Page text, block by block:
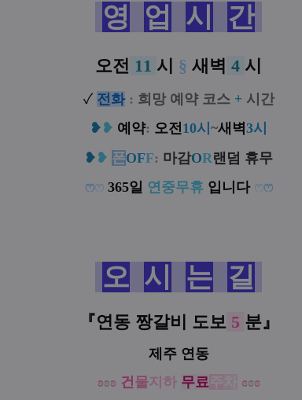
영 업 시 간
오전 11 시 § 새벽 4 시
✓ 전 화 : 희망 예약 코스+ 시간
❥ ❥ 예약: 오전 10시 ~새벽 3시
❥ ❥ 폰OFF: 마감OR랜덤 휴무
ෆෆ365일 연중무휴입니다 ෆෆ
오 시 는 길
『연동 짱갈비 도보 5 분』
제주 연동
ʚʚʚ 건 물지하 무료 주 ɞɞɞ